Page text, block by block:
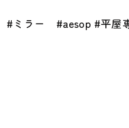
ラー #aesop #平屋